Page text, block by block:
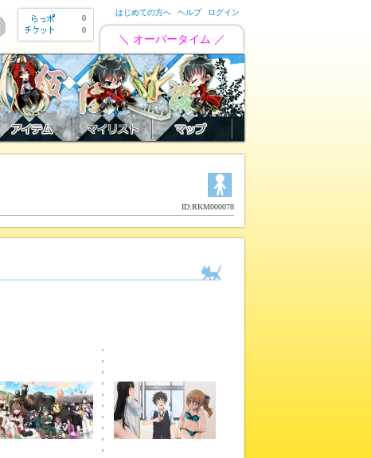
0
0
はじめての方へ ヘルプ ログイン
＼ オーバータイム ／
ID:RKM000078